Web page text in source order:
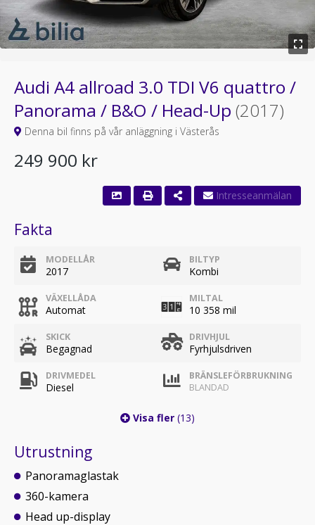
Audi A4 allroad 3.0 TDI V6 quattro /
Panorama / B&O / Head-Up (2017)
Denna bil finns på vår anläggning i Västerås
249 900 kr
Fakta
MODELLÅR
2017
BILTYP
Kombi
VÄXELLÅDA
Automat
MILTAL
10 358 mil
SKICK
Begagnad
DRIVHJUL
Fyrhjulsdriven
DRIVMEDEL
Diesel
BRÄNSLEFÖRBRUKNING
BLANDAD
Visa fler (13)
Utrustning
Panoramaglastak
360-kamera
Head up-display